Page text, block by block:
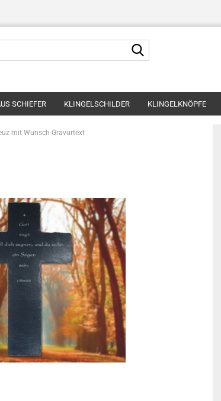
SCHIEFER KLINGELSCHILDER KLINGELKNÖPFE
mit Wunsch-Gravurtext